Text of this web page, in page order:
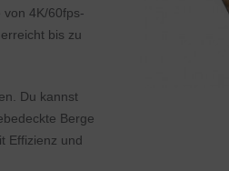
4K/60fps-
bis zu
Du kannst
Berge
Effizienz und